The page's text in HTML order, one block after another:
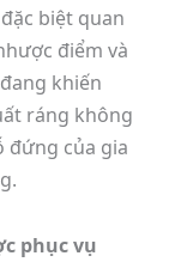
biệt quan
điểm và
khiến
ráng không
đứng của gia
phục vụ